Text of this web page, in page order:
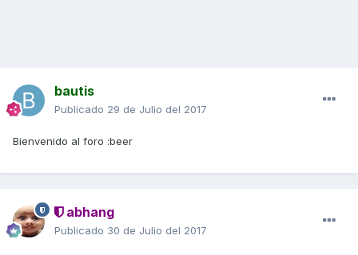
bautis
Publicado 29 de Julio del 2017
Bienvenido al foro :beer
abhang
Publicado 30 de Julio del 2017